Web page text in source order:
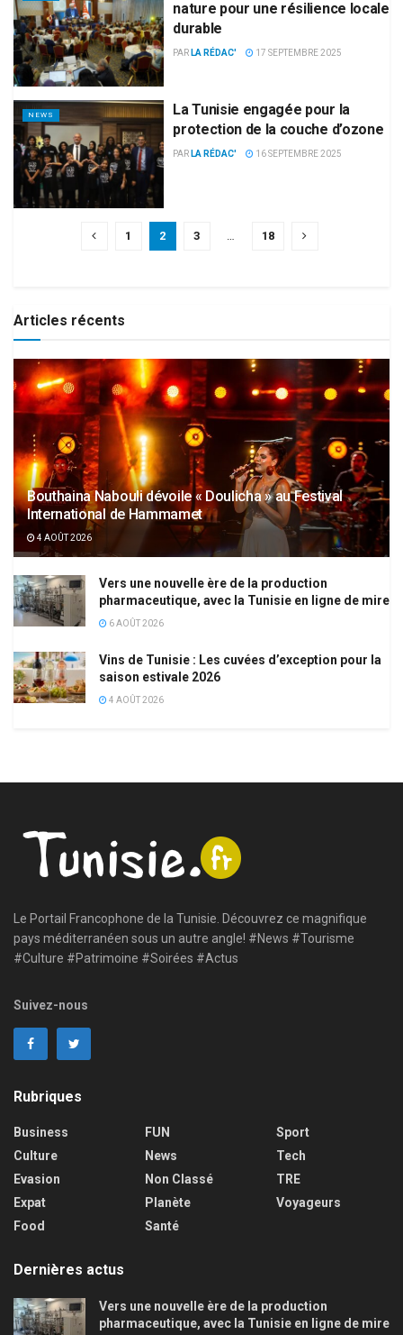
nature pour une résilience locale
durable
PAR LA RÉDAC' 17 SEPTEMBRE 2025
NEWS
La Tunisie engagée pour la
protection de la couche d’ozone
PAR LA RÉDAC' 16 SEPTEMBRE 2025
1 2 3 18
Articles récents
Bouthaina Nabouli dévoile « Doulicha » au Festival
International de Hammamet
4 AOÛT 2026
Vers une nouvelle ère de la production
pharmaceutique, avec la Tunisie en ligne de mire
6 AOÛT 2026
Vins de Tunisie : Les cuvées d’exception pour la
saison estivale 2026
4 AOÛT 2026
Le Portail Francophone de la Tunisie. Découvrez ce magnifique
pays méditerranéen sous un autre angle! #News #Tourisme
#Culture #Patrimoine #Soirées #Actus
Suivez-nous
Rubriques
Business
Culture
Evasion
Expat
Food
FUN
News
Non Classé
Planète
Santé
Sport
Tech
TRE
Voyageurs
Dernières actus
Vers une nouvelle ère de la production
pharmaceutique, avec la Tunisie en ligne de mire